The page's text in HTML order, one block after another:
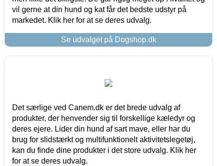
vil gerne at din hund og kat får det bedste udstyr på
markedet. Klik her for at se deres udvalg.
Se udvalget på Dogshop.dk
Det særlige ved Canem.dk er det brede udvalg af
produkter, der henvender sig til forskellige kæledyr og
deres ejere. Lider din hund af sart mave, eller har du
brug for slidstærkt og multifunktionelt aktivitetslegetøj,
kan du finde dine produkter i det store udvalg. Klik her
for at se deres udvalg.